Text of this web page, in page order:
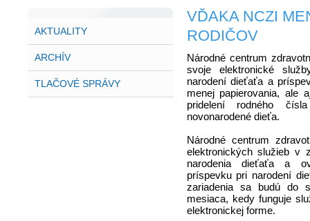
AKTUALITY
ARCHÍV
TLAČOVÉ SPRÁVY
VĎAKA NCZI
RODIČOV
Národné centrum
svoje elektronické
narodení dieťaťa a
menej papierovania, ale
pridelení rodného
novonarodené dieťa.
Národné centrum
elektronických služieb v
narodenia dieťaťa a
príspevku pri narodení
zariadenia sa budú do
mesiaca, kedy funguje
elektronickej forme.